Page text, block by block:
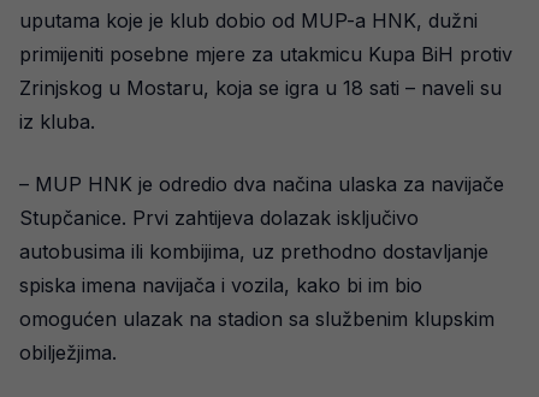
uputama koje je klub dobio od MUP-a HNK, dužni
primijeniti posebne mjere za utakmicu Kupa BiH protiv
Zrinjskog u Mostaru, koja se igra u 18 sati – naveli su
iz kluba.
– MUP HNK je odredio dva načina ulaska za navijače
Stupčanice. Prvi zahtijeva dolazak isključivo
autobusima ili kombijima, uz prethodno dostavljanje
spiska imena navijača i vozila, kako bi im bio
omogućen ulazak na stadion sa službenim klupskim
obilježjima.